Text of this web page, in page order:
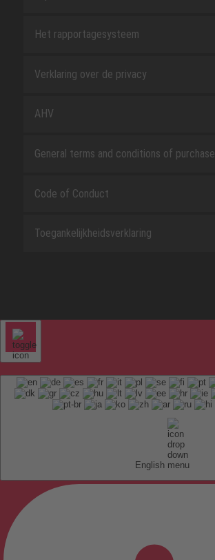
Het rapportagesysteem
Verklaring over de privacy
AHV
General terms and conditions of purchase
Code of Conduct
Toegankelijkheidsverklaring
English